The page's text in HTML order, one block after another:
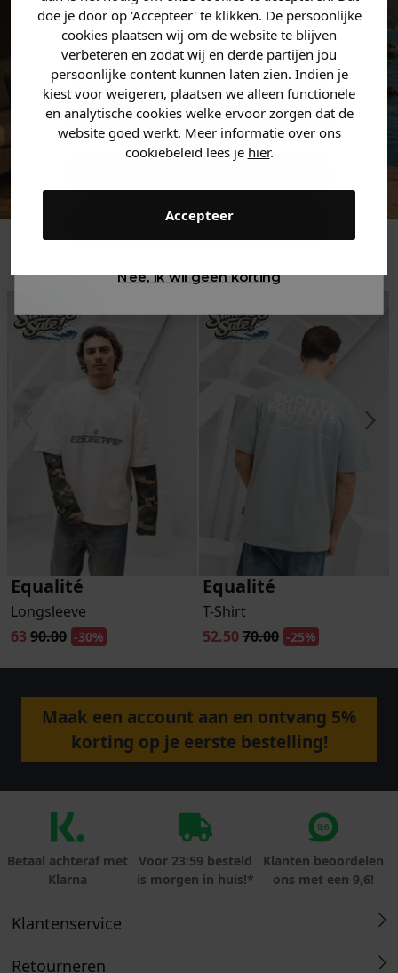
doe je door op 'Accepteer' te klikken. De persoonlijke
cookies plaatsen wij om de website te blijven
verbeteren en zodat wij en derde partijen jou
persoonlijke content kunnen laten zien. Indien je
kiest voor weigeren, plaatsen we alleen functionele
en analytische cookies welke ervoor zorgen dat de
website goed werkt. Meer informatie over ons
cookiebeleid lees je hier.
Accepteer
Equalité
Longsleeve
63 90.00 -30%
Equalité
T-Shirt
52.5070.00 -25%
Maak een account aan en ontvang 5%
korting op je eerste bestelling!
Betaal achteraf met
Klarna
Voor 23:59 besteld
is morgen in huis!*
Klanten beoordelen
ons met een 9,6!
Klantenservice
Retourneren
Heren kleding
Dames kleding
Gewoon rondkijken
Nee, ik wil geen korting